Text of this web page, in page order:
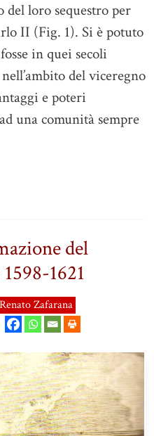
del loro sequestro per
II (Fig. 1). Si è potuto
in quei secoli
del viceregno
e poteri
una comunità sempre
del
1621
Renato Zafarana